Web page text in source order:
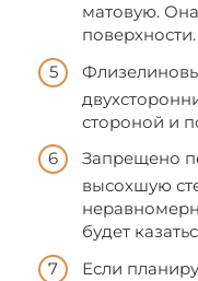
матовую.
поверхности.
стороной и
Запрещено
высохшую
будет
Если